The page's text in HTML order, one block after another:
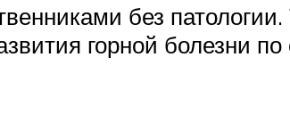
без
горной болезни